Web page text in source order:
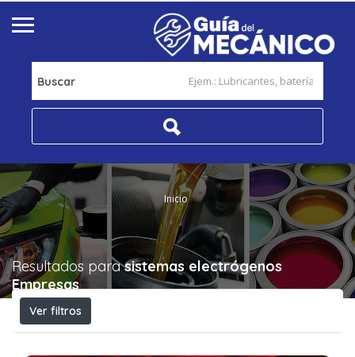
Buscar
Inicio
Resultados parasistemas electrógenos
Empresas
Ver filtros